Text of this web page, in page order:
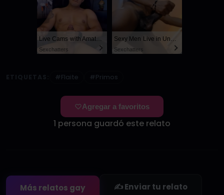
Live Cams with Amateur Men
Sexchatters Sexchatters
#Flaite #Primos
Agregar a favoritos
1 persona guardó este relato
Más relatos gay ✍️ Enviar tu relato